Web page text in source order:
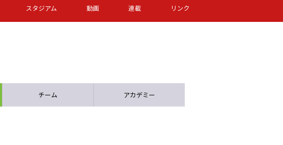
第16節 09/06 (日) 15:00
-
第16節 09/06 (日) 15:00
- -
スタジアム 動画 連載 リンク
チーム アカデミー